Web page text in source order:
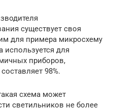
существует своя
для примера микросхему
для
приборов,
98%.
схема может
светильников не более